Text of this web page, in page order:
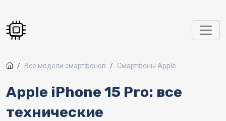
Все модели смартфонов Смартфоны Apple
Apple iPhone 15 Pro: все
технические